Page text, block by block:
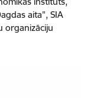
aita", SIA
organizāciju